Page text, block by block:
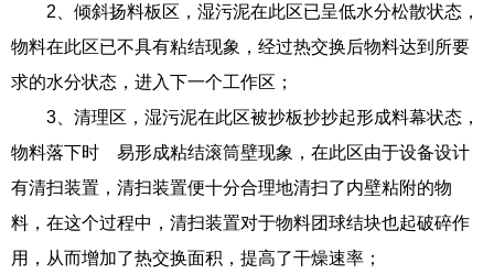
2、倾斜扬料板区，湿污泥在此区已呈低水分松散状态，
物料在此区已不具有粘结现象，经过热交换后物料达到所要
求的水分状态，进入下一个工作区；
3、清理区，湿污泥在此区被抄板抄抄起形成料幕状态，
物料落下时 易形成粘结滚筒壁现象，在此区由于设备设计
有清扫装置，清扫装置便十分合理地清扫了内壁粘附的物
料，在这个过程中，清扫装置对于物料团球结块也起破碎作
用，从而增加了热交换面积，提高了干燥速率；